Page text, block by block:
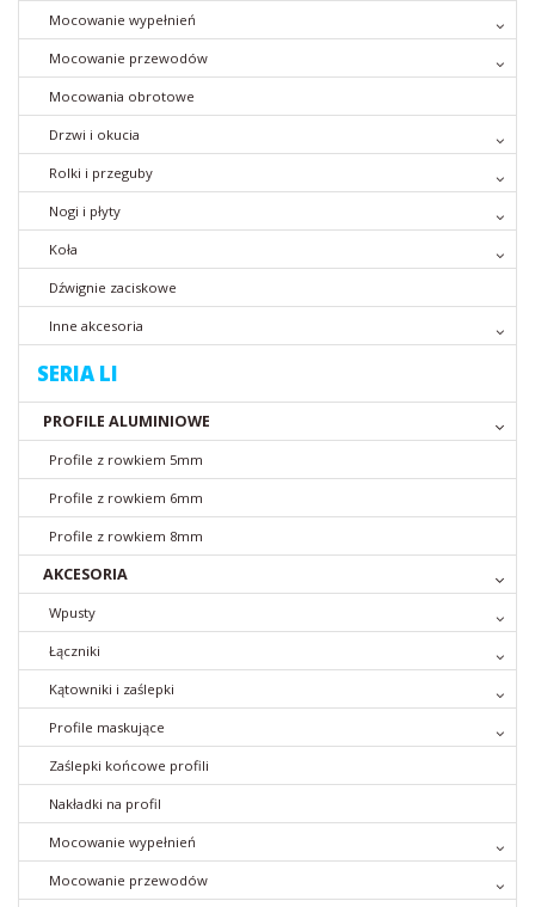
Mocowanie wypełnień
Mocowanie przewodów
Mocowania obrotowe
Drzwi i okucia
Rolki i przeguby
Nogi i płyty
Koła
Dźwignie zaciskowe
Inne akcesoria
SERIA LI
PROFILE ALUMINIOWE
Profile z rowkiem 5mm
Profile z rowkiem 6mm
Profile z rowkiem 8mm
AKCESORIA
Wpusty
Łączniki
Kątowniki i zaślepki
Profile maskujące
Zaślepki końcowe profili
Nakładki na profil
Mocowanie wypełnień
Mocowanie przewodów